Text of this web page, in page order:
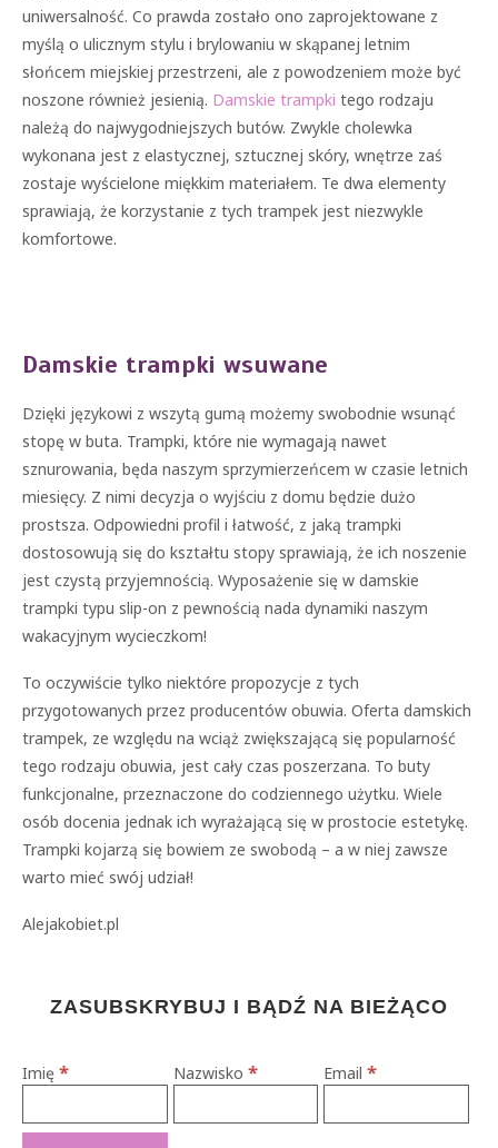
uniwersalność. Co prawda zostało ono zaprojektowane z
myślą o ulicznym stylu i brylowaniu w skąpanej letnim
słońcem miejskiej przestrzeni, ale z powodzeniem może być
noszone również jesienią. Damskie trampki tego rodzaju
należą do najwygodniejszych butów. Zwykle cholewka
wykonana jest z elastycznej, sztucznej skóry, wnętrze zaś
zostaje wyścielone miękkim materiałem. Te dwa elementy
sprawiają, że korzystanie z tych trampek jest niezwykle
komfortowe.
Damskie trampki wsuwane
Dzięki językowi z wszytą gumą możemy swobodnie wsunąć
stopę w buta. Trampki, które nie wymagają nawet
sznurowania, będa naszym sprzymierzeńcem w czasie letnich
miesięcy. Z nimi decyzja o wyjściu z domu będzie dużo
prostsza. Odpowiedni profil i łatwość, z jaką trampki
dostosowują się do kształtu stopy sprawiają, że ich noszenie
jest czystą przyjemnością. Wyposażenie się w damskie
trampki typu slip-on z pewnością nada dynamiki naszym
wakacyjnym wycieczkom!
To oczywiście tylko niektóre propozycje z tych
przygotowanych przez producentów obuwia. Oferta damskich
trampek, ze względu na wciąż zwiększającą się popularność
tego rodzaju obuwia, jest cały czas poszerzana. To buty
funkcjonalne, przeznaczone do codziennego użytku. Wiele
osób docenia jednak ich wyrażającą się w prostocie estetykę.
Trampki kojarzą się bowiem ze swobodą – a w niej zawsze
warto mieć swój udział!
Alejakobiet.pl
ZASUBSKRYBUJ I BĄDŹ NA BIEŻĄCO
Imię * Nazwisko * Email*